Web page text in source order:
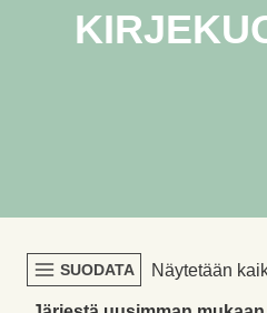
SUODATA Näytetään